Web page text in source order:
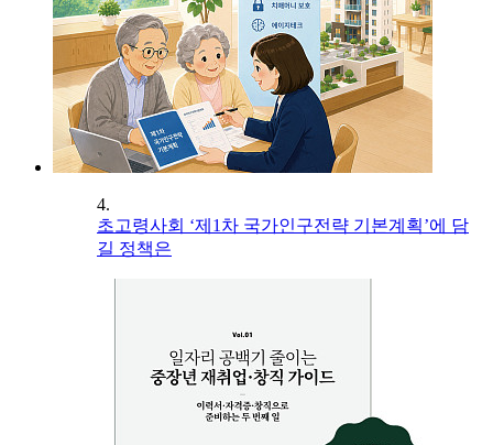
4.
초고령사회 ‘제1차 국가인구전략 기본계획’에 담
길 정책은